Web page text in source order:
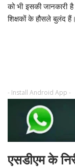
को भी इसकी जानकारी
शिक्षकों के हौसले बुलंद हैं।
- Install Android App -
एसडीएम के